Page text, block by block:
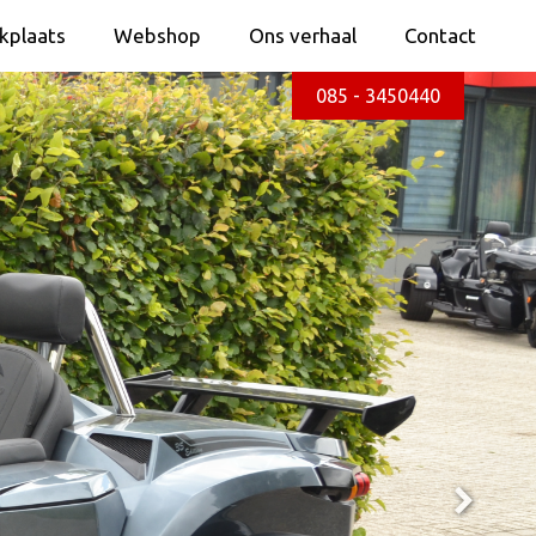
Webshop Ons verhaal
Contact
Webshop Ons verhaal Contact
085 - 3450440